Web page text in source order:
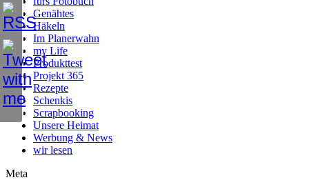
Genähtes
Häkeln
Im Planerwahn
my Life
Produkttest
Projekt 365
Rezepte
Schenkis
Scrapbooking
Unsere Heimat
Werbung & News
wir lesen
Meta